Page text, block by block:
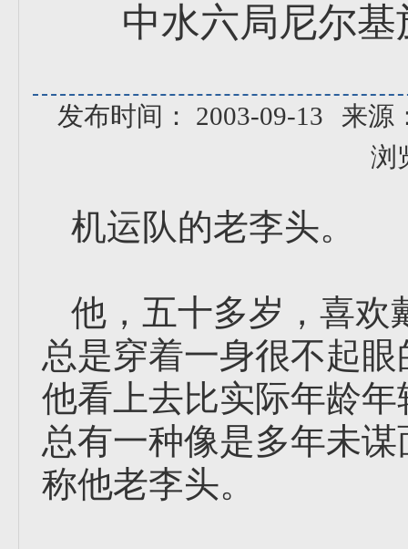
中水六局尼尔
发布时间： 2003-09-13
来源
浏
机运队的老李头。
他，五十多岁，喜欢
总是穿着一身很不起
他看上去比实际年龄
总有一种像是多年未
称他老李头。